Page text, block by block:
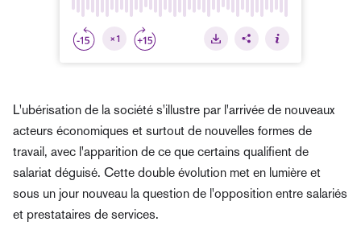
L'ubérisation de la société s'illustre par l'arrivée de nouveaux
acteurs économiques et surtout de nouvelles formes de
travail, avec l'apparition de ce que certains qualifient de
salariat déguisé. Cette double évolution met en lumière et
sous un jour nouveau la question de l'opposition entre salariés
et prestataires de services.